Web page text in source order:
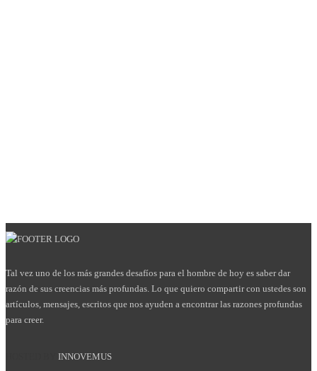
Tal vez uno de los más grandes desafíos para el hombre de hoy es saber dar
razón de sus creencias más profundas. Lo que quiero compartir con ustedes son
artículos, mensajes, escritos que nos ayuden a encontrar las razones profundas
para creer.
INNOVEMUS